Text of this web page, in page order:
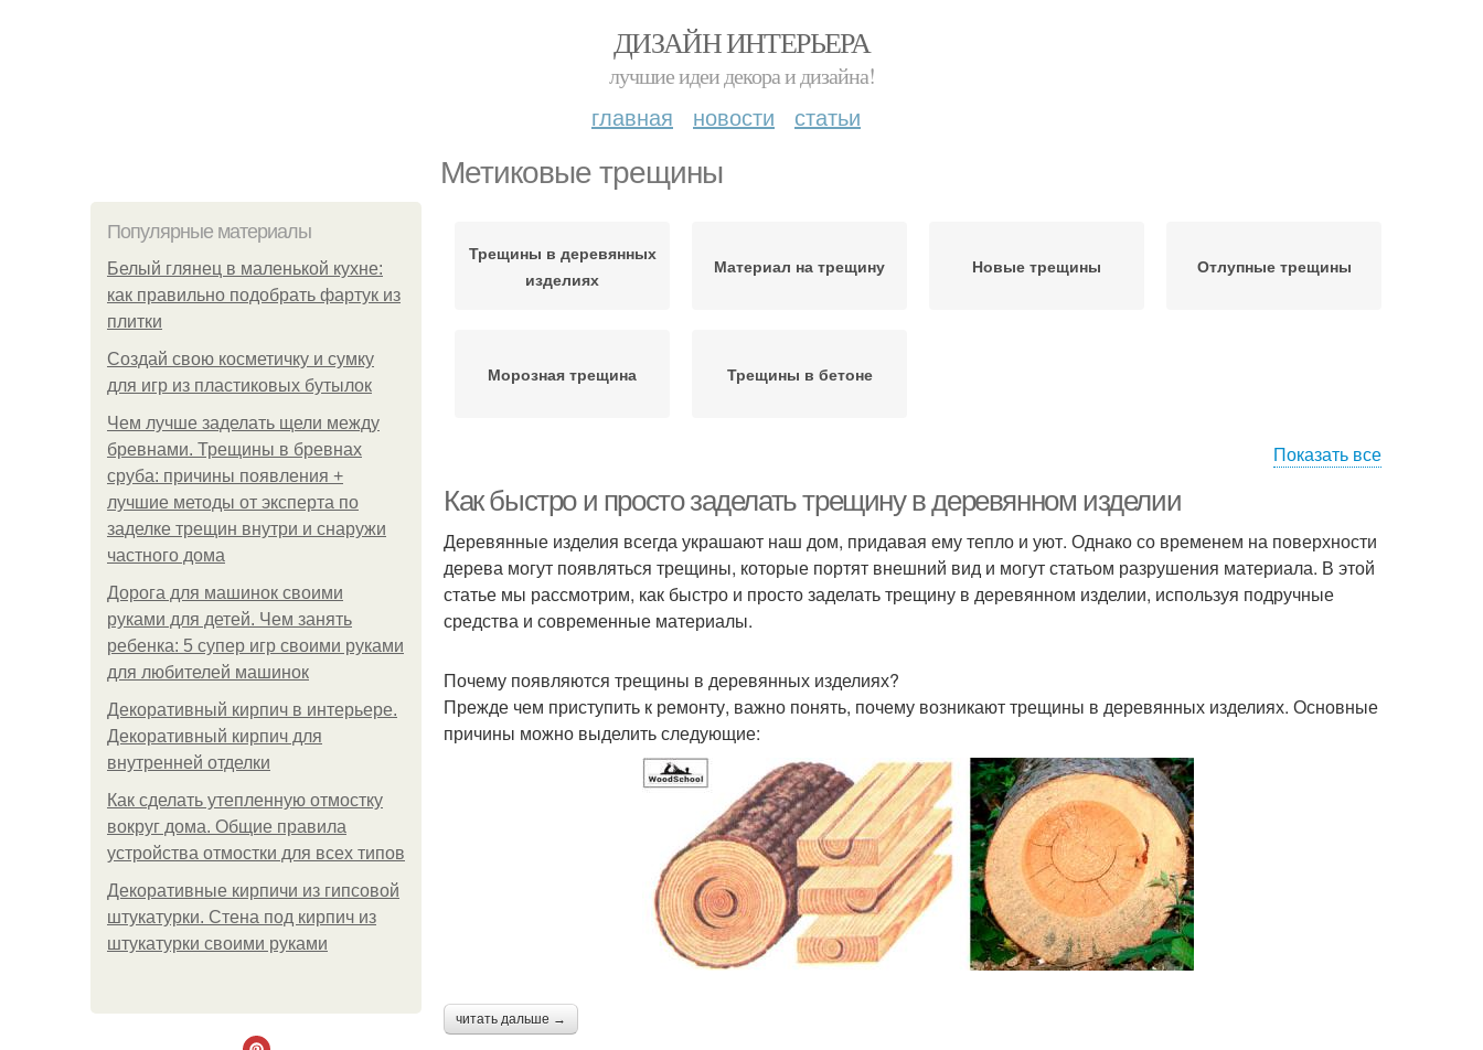
ДИЗАЙН ИНТЕРЬЕРА
лучшие идеи декора и дизайна!
главная новости статьи
Метиковые трещины
Популярные материалы
Белый глянец в маленькой кухне:
как правильно подобрать фартук из
плитки
Создай свою косметичку и сумку
для игр из пластиковых бутылок
Чем лучше заделать щели между
бревнами. Трещины в бревнах
сруба: причины появления +
лучшие методы от эксперта по
заделке трещин внутри и снаружи
частного дома
Дорога для машинок своими
руками для детей. Чем занять
ребенка: 5 супер игр своими руками
для любителей машинок
Декоративный кирпич в интерьере.
Декоративный кирпич для
внутренней отделки
Как сделать утепленную отмостку
вокруг дома. Общие правила
устройства отмостки для всех типов
Декоративные кирпичи из гипсовой
штукатурки. Стена под кирпич из
штукатурки своими руками
Трещины в деревянных
изделиях
Материал на трещину Новые трещины Отлупные трещины
Морозная трещина Трещины в бетоне
Показать все
Как быстро и просто заделать трещину в деревянном изделии
Деревянные изделия всегда украшают наш дом, придавая ему тепло и уют. Однако со временем на поверхности
дерева могут появляться трещины, которые портят внешний вид и могут статьом разрушения материала. В этой
статье мы рассмотрим, как быстро и просто заделать трещину в деревянном изделии, используя подручные
средства и современные материалы.
Почему появляются трещины в деревянных изделиях?
Прежде чем приступить к ремонту, важно понять, почему возникают трещины в деревянных изделиях. Основные
причины можно выделить следующие:
читать дальше →